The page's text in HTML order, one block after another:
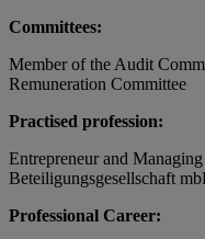
Committees:
Member of the Audit
Remuneration Committee
Practised profession:
Entrepreneur and
Beteiligungsgesellschaft
Professional Career: